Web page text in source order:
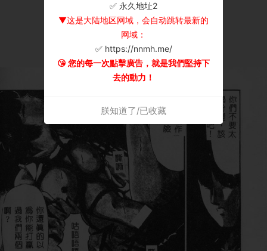
✅ 永久地址2
▼这是大陆地区网域，会自动跳转最新的
网域：
✅ https://nnmh.me/
😘 您的每一次點擊廣告，就是我們堅持下
去的動力！
朕知道了/已收藏